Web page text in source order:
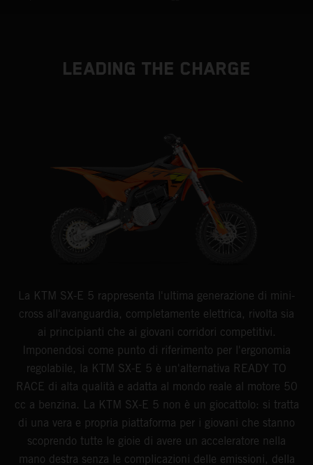
LEADING THE CHARGE
La KTM SX-E 5 rappresenta l'ultima generazione di mini-
cross all'avanguardia, completamente elettrica, rivolta sia
ai principianti che ai giovani corridori competitivi.
Imponendosi come punto di riferimento per l'ergonomia
regolabile, la KTM SX-E 5 è un'alternativa READY TO
RACE di alta qualità e adatta al mondo reale al motore 50
cc a benzina. La KTM SX-E 5 non è un giocattolo: si tratta
di una vera e propria piattaforma per i giovani che stanno
scoprendo tutte le gioie di avere un acceleratore nella
mano destra senza le complicazioni delle emissioni, della